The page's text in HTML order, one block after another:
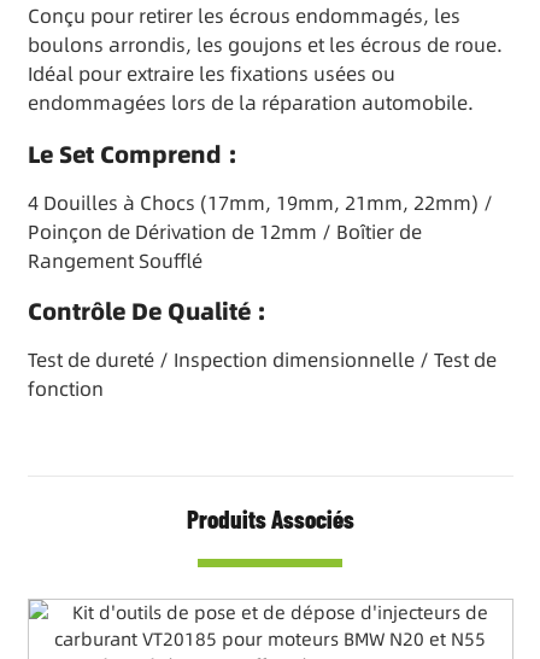
Conçu pour retirer les écrous endommagés, les
boulons arrondis, les goujons et les écrous de roue.
Idéal pour extraire les fixations usées ou
endommagées lors de la réparation automobile.
Le Set Comprend :
4 Douilles à Chocs (17mm, 19mm, 21mm, 22mm) /
Poinçon de Dérivation de 12mm / Boîtier de
Rangement Soufflé
Contrôle De Qualité :
Test de dureté / Inspection dimensionnelle / Test de
fonction
Produits Associés